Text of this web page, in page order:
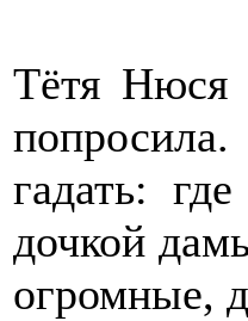
Тётя Нюся
гадать:
дочкой
огромные,